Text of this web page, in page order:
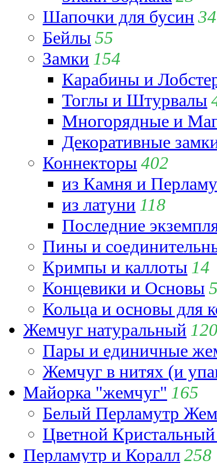
Шапочки для бусин 34
Бейлы 55
Замки 154
Карабины и
Тоглы и Штурвалы
Многорядные и
Декоративные
Коннекторы 402
из Камня и
из латуни 118
Последние
Пины и
Кримпы и каллоты 14
Концевики и Основы
Кольца и основы для
Жемчуг натуральный
Пары и единичные
Жемчуг в нитях (и
Майорка "жемчуг" 165
Белый Перламутр
Цветной
Перламутр и Коралл258